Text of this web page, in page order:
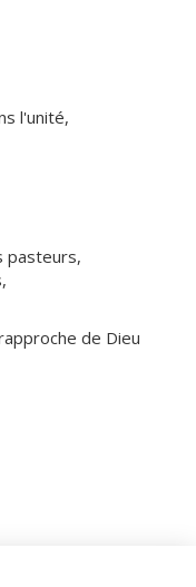
l'unité,
pasteurs,
de Dieu